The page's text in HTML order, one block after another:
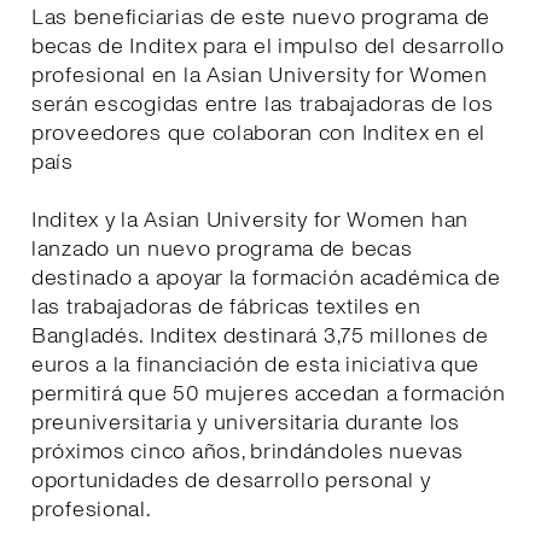
Las beneficiarias de este nuevo programa de
becas de Inditex para el impulso del desarrollo
profesional en la Asian University for Women
serán escogidas entre las trabajadoras de los
proveedores que colaboran con Inditex en el
país
Inditex y la Asian University for Women han
lanzado un nuevo programa de becas
destinado a apoyar la formación académica de
las trabajadoras de fábricas textiles en
Bangladés. Inditex destinará 3,75 millones de
euros a la financiación de esta iniciativa que
permitirá que 50 mujeres accedan a formación
preuniversitaria y universitaria durante los
próximos cinco años, brindándoles nuevas
oportunidades de desarrollo personal y
profesional.